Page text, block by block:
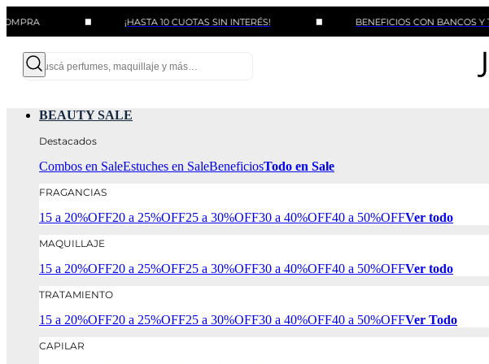
¡HASTA 10 CUOTAS SIN INTERÉS! BENEFICIOS CON BANCOS Y TARJETAS
BEAUTY SALE
Destacados
Combos en SaleEstuches en SaleBeneficiosTodo en Sale
FRAGANCIAS
15 a 20%OFF20 a 25%OFF25 a 30%OFF30 a 40%OFF40 a 50%OFFVer todo
MAQUILLAJE
15 a 20%OFF20 a 25%OFF25 a 30%OFF30 a 40%OFF40 a 50%OFFVer todo
TRATAMIENTO
15 a 20%OFF20 a 25%OFF25 a 30%OFF30 a 40%OFF40 a 50%OFFVer Todo
CAPILAR